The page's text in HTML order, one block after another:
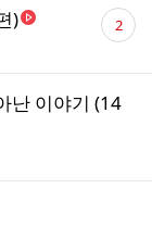
)
댓
글 2
난 이야기 (14